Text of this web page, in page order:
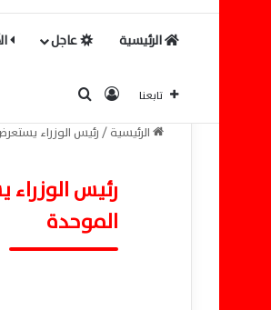
الرئيسية عاجل
تابعنا تسجيل الدخول
الرئيسية/رئيس الوزراء
رئيس
الموحدة